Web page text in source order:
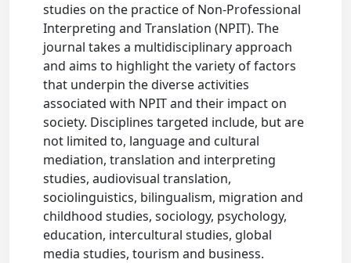
studies on the practice of Non-Professional
Interpreting and Translation (NPIT). The
journal takes a multidisciplinary approach
and aims to highlight the variety of factors
that underpin the diverse activities
associated with NPIT and their impact on
society. Disciplines targeted include, but are
not limited to, language and cultural
mediation, translation and interpreting
studies, audiovisual translation,
sociolinguistics, bilingualism, migration and
childhood studies, sociology, psychology,
education, intercultural studies, global
media studies, tourism and business.